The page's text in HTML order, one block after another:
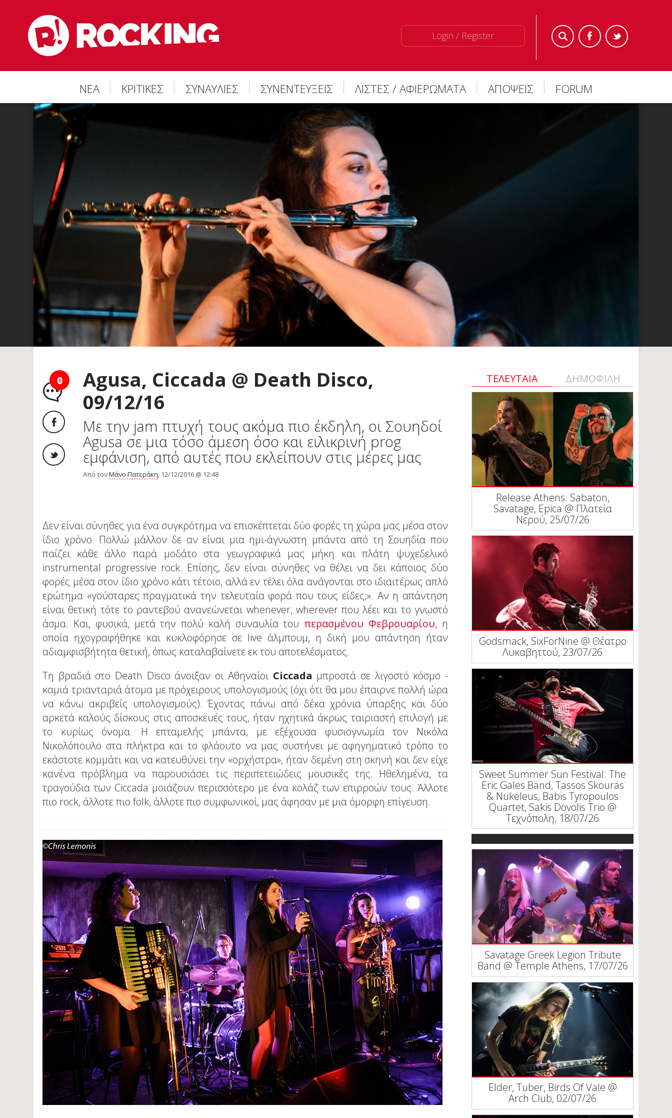
Login / Register
ΝΕΑ ΚΡΙΤΙΚΕΣ ΣΥΝΑΥΛΙΕΣ ΣΥΝΕΝΤΕΥΞΕΙΣ ΛΙΣΤΕΣ / ΑΦΙΕΡΩΜΑΤΑ ΑΠΟΨΕΙΣ FORUM
0
Agusa, Ciccada @ Death Disco,
09/12/16
Με την jam πτυχή τους ακόμα πιο έκδηλη, οι Σουηδοί
Agusa σε μια τόσο άμεση όσο και ειλικρινή prog
εμφάνιση, από αυτές που εκλείπουν στις μέρες μας
Από τονΜάνο Πατεράκη, 12/12/2016 @ 12:48
Δεν είναι σύνηθες για ένα συγκρότημα να επισκέπτεται δύο φορές τη χώρα μας μέσα στον
ίδιο χρόνο. Πολλώ μάλλον δε αν είναι μια ημι-άγνωστη μπάντα από τη Σουηδία που
παίζει κάθε άλλο παρά μοδάτο στα γεωγραφικά μας μήκη και πλάτη ψυχεδελικό
instrumental progressive rock. Επίσης, δεν είναι σύνηθες να θέλει να δει κάποιος δύο
φορές μέσα στον ίδιο χρόνο κάτι τέτοιο, αλλά εν τέλει όλα ανάγονται στο ιδιαιτέρως απλό
ερώτημα «γούσταρες πραγματικά την τελευταία φορά που τους είδες;». Αν η απάντηση
είναι θετική τότε το ραντεβού ανανεώνεται whenever, wherever που λέει και το γνωστό
άσμα. Και, φυσικά, μετά την πολύ καλή συναυλία του περασμένου Φεβρουαρίου, η
οποία ηχογραφήθηκε και κυκλοφόρησε σε live άλμπουμ, η δική μου απάντηση ήταν
αδιαμφισβήτητα θετική, όπως καταλαβαίνετε εκ του αποτελέσματος.
Τη βραδιά στο Death Disco άνοιξαν οι Αθηναίοι Ciccada μπροστά σε λιγοστό κόσμο -
καμιά τριανταριά άτομα με πρόχειρους υπολογισμούς (όχι ότι θα μου έπαιρνε πολλή ώρα
να κάνω ακριβείς υπολογισμούς). Έχοντας πάνω από δέκα χρόνια ύπαρξης και δύο
αρκετά καλούς δίσκους στις αποσκευές τους, ήταν ηχητικά άκρως ταιριαστή επιλογή με
το κυρίως όνομα. Η επταμελής μπάντα, με εξέχουσα φυσιογνωμία τον Νικόλα
Νικολόπουλο στα πλήκτρα και το φλάουτο να μας συστήνει με αφηγηματικό τρόπο το
εκάστοτε κομμάτι και να κατευθύνει την «ορχήστρα», ήταν δεμένη στη σκηνή και δεν είχε
κανένα πρόβλημα να παρουσιάσει τις περιπετειώδεις μουσικές της. Ηθελημένα, τα
τραγούδια των Ciccada μοιάζουν περισσότερο με ένα κολάζ των επιρροών τους. Άλλοτε
πιο rock, άλλοτε πιο folk, άλλοτε πιο συμφωνικοί, μας άφησαν με μια όμορφη επίγευση.
ΤΕΛΕΥΤΑΙΑ ΔΗΜΟΦΙΛΗ
Release Athens: Sabaton,
Savatage, Epica @ Πλατεία
Νερού, 25/07/26
Godsmack, SixForNine @ Θέατρο
Λυκαβηττού, 23/07/26
Sweet Summer Sun Festival: The
Eric Gales Band, Tassos Skouras
& Nukeleus, Babis Tyropoulos
Quartet, Sakis Dovolis Trio @
Τεχνόπολη, 18/07/26
Savatage Greek Legion Tribute
Band @ Temple Athens, 17/07/26
Elder, Tuber, Birds Of Vale @
Arch Club, 02/07/26